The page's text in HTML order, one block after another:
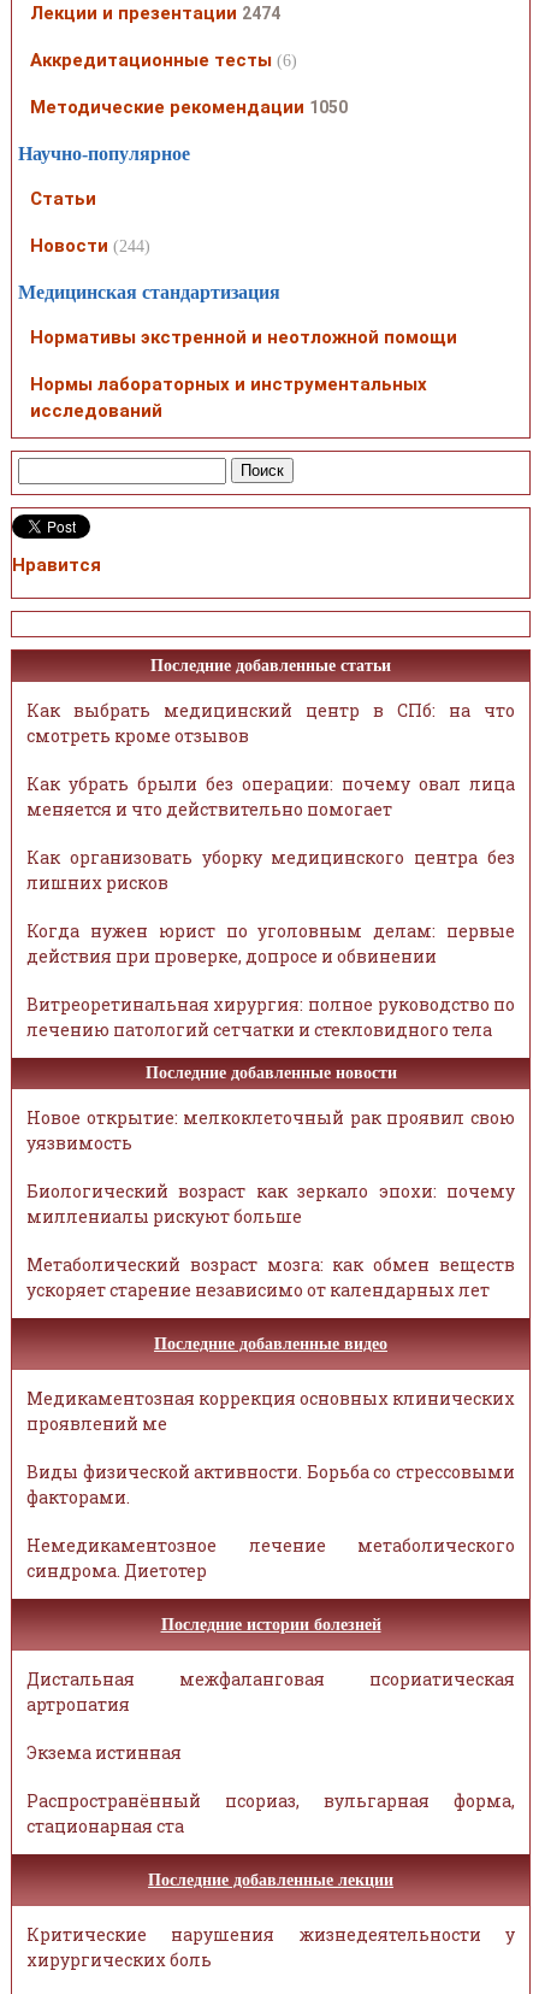
Лекции и презентации 2474
Аккредитационные тесты (6)
Методические рекомендации 1050
Научно-популярное
Статьи
Новости (244)
Медицинская стандартизация
Нормативы экстренной и неотложной помощи
Нормы лабораторных и инструментальных
исследований
Нравится
Последние добавленные статьи
Как выбрать медицинский центр в СПб: на что
смотреть кроме отзывов
Как убрать брыли без операции: почему овал лица
меняется и что действительно помогает
Как организовать уборку медицинского центра без
лишних рисков
Когда нужен юрист по уголовным делам: первые
действия при проверке, допросе и обвинении
Витреоретинальная хирургия: полное руководство по
лечению патологий сетчатки и стекловидного тела
Последние добавленные новости
Новое открытие: мелкоклеточный рак проявил свою
уязвимость
Биологический возраст как зеркало эпохи: почему
миллениалы рискуют больше
Метаболический возраст мозга: как обмен веществ
ускоряет старение независимо от календарных лет
Последние добавленные видео
Медикаментозная коррекция основных клинических
проявлений ме
Виды физической активности. Борьба со стрессовыми
факторами.
Немедикаментозное лечение метаболического
синдрома. Диетотер
Последние истории болезней
Дистальная межфаланговая псориатическая
артропатия
Экзема истинная
Распространённый псориаз, вульгарная форма,
стационарная ста
Последние добавленные лекции
Критические нарушения жизнедеятельности у
хирургических боль